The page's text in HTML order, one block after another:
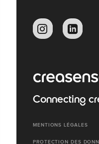
Connecting
MENTIONS LÉGALES
PROTECTION DES